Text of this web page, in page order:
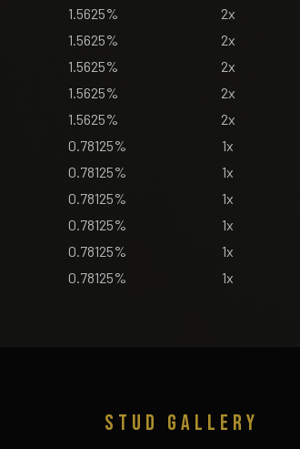
1.5625% 2x
1.5625% 2x
1.5625% 2x
1.5625% 2x
1.5625% 2x
0.78125% 1x
0.78125% 1x
0.78125% 1x
0.78125% 1x
0.78125% 1x
0.78125% 1x
STUD GALLERY